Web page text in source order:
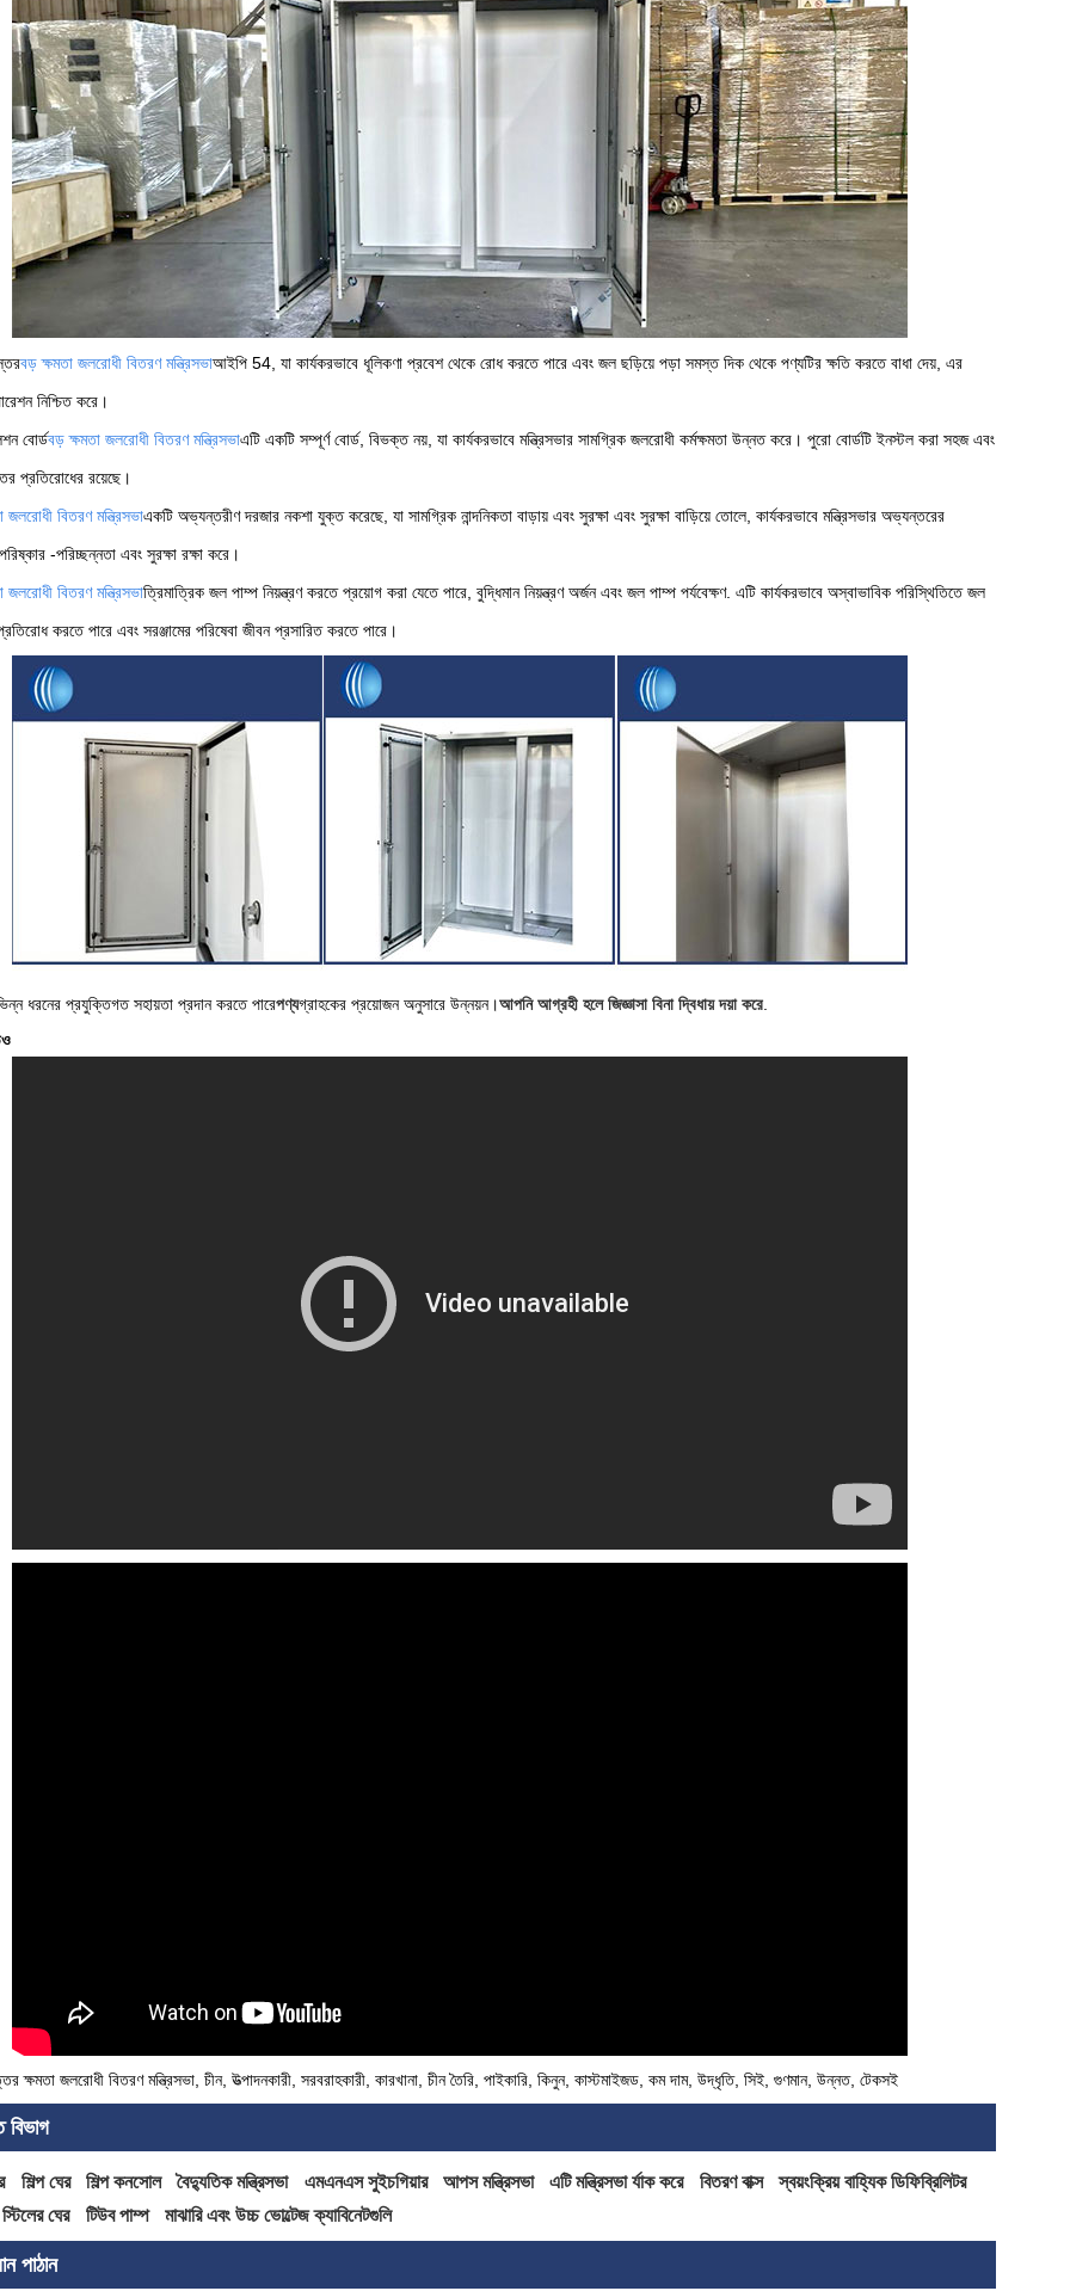
বড় ক্ষমতা জলরোধী বিতরণ মন্ত্রিসভাআইপি 54, যা কার্যকরভাবে ধূলিকণা প্রবেশ থেকে রোধ করতে পারে এবং জল ছড়িয়ে পড়া সমস্ত দিক থেকে পণ্যটির ক্ষতি করতে বাধা দেয়, এর
নিশ্চিত করে।
বোর্ডবড় ক্ষমতা জলরোধী বিতরণ মন্ত্রিসভাএটি একটি সম্পূর্ণ বোর্ড, বিভক্ত নয়, যা কার্যকরভাবে মন্ত্রিসভার সামগ্রিক জলরোধী কর্মক্ষমতা উন্নত করে। পুরো বোর্ডটি ইনস্টল করা সহজ এবং
প্রতিরোধের রয়েছে।
জলরোধী বিতরণ মন্ত্রিসভাএকটি অভ্যন্তরীণ দরজার নকশা যুক্ত করেছে, যা সামগ্রিক নান্দনিকতা বাড়ায় এবং সুরক্ষা এবং সুরক্ষা বাড়িয়ে তোলে, কার্যকরভাবে মন্ত্রিসভার অভ্যন্তরের
-পরিচ্ছন্নতা এবং সুরক্ষা রক্ষা করে।
জলরোধী বিতরণ মন্ত্রিসভাত্রিমাত্রিক জল পাম্প নিয়ন্ত্রণ করতে প্রয়োগ করা যেতে পারে, বুদ্ধিমান নিয়ন্ত্রণ অর্জন এবং জল পাম্প পর্যবেক্ষণ. এটি কার্যকরভাবে অস্বাভাবিক পরিস্থিতিতে জল
করতে পারে এবং সরঞ্জামের পরিষেবা জীবন প্রসারিত করতে পারে।
ধরনের প্রযুক্তিগত সহায়তা প্রদান করতে পারেপণ্যগ্রাহকের প্রয়োজন অনুসারে উন্নয়ন।আপনি আগ্রহী হলে জিজ্ঞাসা বিনা দ্বিধায় দয়া করে.
ক্ষমতা জলরোধী বিতরণ মন্ত্রিসভা, চীন, উত্পাদনকারী, সরবরাহকারী, কারখানা, চীন তৈরি, পাইকারি, কিনুন, কাস্টমাইজড, কম দাম, উদ্ধৃতি, সিই, গুণমান, উন্নত, টেকসই
বিভাগ
শিল্প ঘের শিল্প কনসোল বৈদ্যুতিক মন্ত্রিসভা এমএনএস সুইচগিয়ার আপস মন্ত্রিসভা এটি মন্ত্রিসভা র্যাক করে বিতরণ বাক্স
স্বয়ংক্রিয় বাহ্যিক ডিফিব্রিলিটর
ঘের
টিউব পাম্প মাঝারি এবং উচ্চ ভোল্টেজ ক্যাবিনেটগুলি
পাঠান